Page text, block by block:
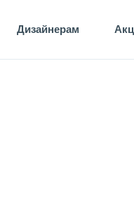
Дизайнерам